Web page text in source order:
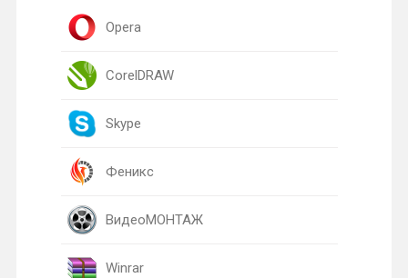
Opera
CorelDRAW
Skype
Феникс
ВидеоМОНТАЖ
Winrar